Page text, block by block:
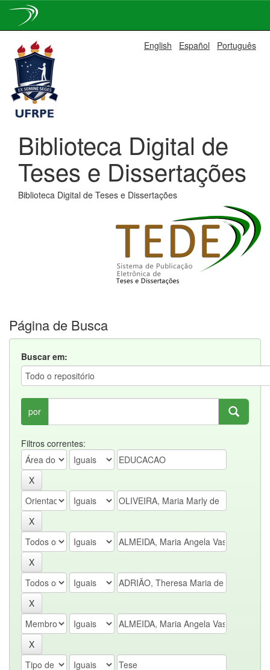
navigation
English Español Português
Biblioteca Digital de
Teses e Dissertações
Biblioteca Digital de Teses e Dissertações
Página de Busca
Buscar em:
por
Filtros correntes: